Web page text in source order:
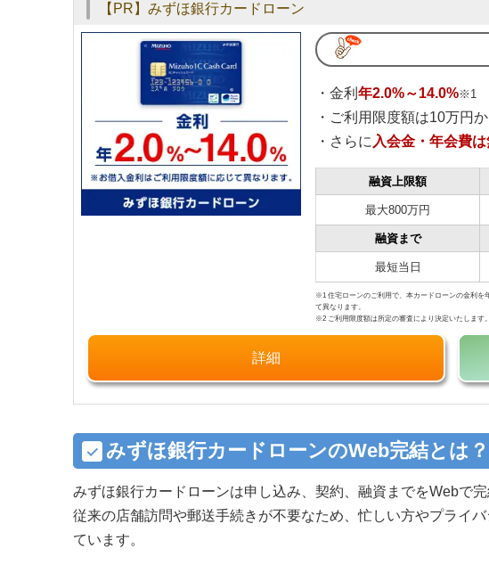
4.1 インターネット環境が必須
必要書類のアップロードは画質が鮮明なものを
在籍確認がおこなわれる
みずほ銀行カードローンのWeb完結に関するQ&A
まとめ
【PR】みずほ銀行カードローン
・金利年2.0%～14.0%※1
・ご利用限度額は10万円
・さらに 入会金・年会費
融資上限額
最大800万円
融資まで
最短当日
※1 住宅ローンのご利用で、本カードローンの金利を
て異なります。
※2 ご利用限度額は所定の審査により決定いたします。
詳細
みずほ銀行カードローンのWeb完結とは？
みずほ銀行カードローンは申し込み、契約、融資までをWebで完
従来の店舗訪問や郵送手続きが不要なため、忙しい方やプライ
ています。